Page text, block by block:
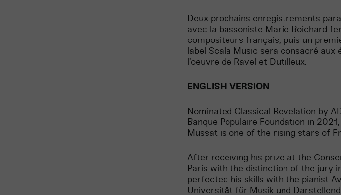
Deux prochains enregistrements
avec la bassoniste Marie Boichard
compositeurs français, puis un
label Scala Music sera consacré
l’oeuvre de Ravel et Dutilleux.
ENGLISH VERSION
Nominated Classical Revelation by
Banque Populaire Foundation in
Mussat is one of the rising stars of
After receiving his prize at the
Paris with the distinction of the jury
perfected his skills with the pianist
Universität für Musik und